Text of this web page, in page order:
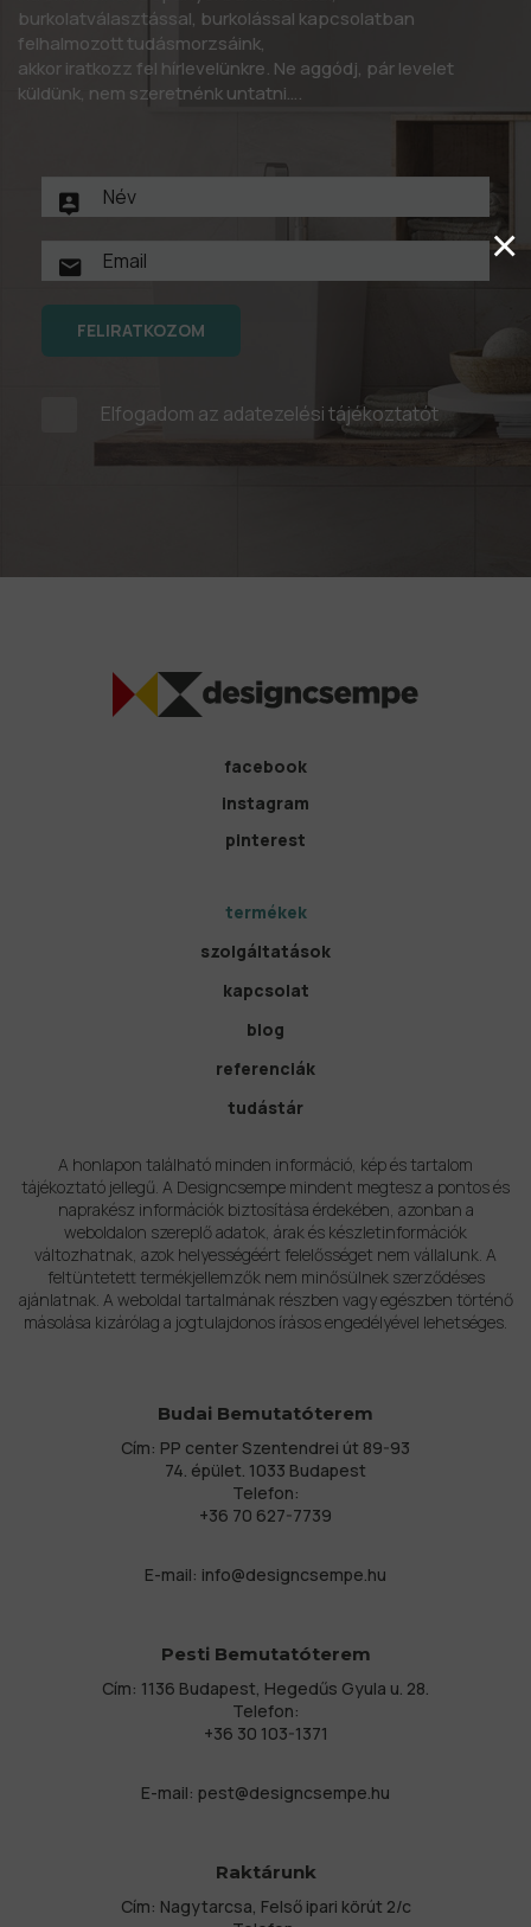
burkolatválasztással, burkolással kapcsolatban
felhalmozott tudásmorzsáink,
akkor iratkozz fel hírlevelünkre. Ne aggódj, pár levelet
küldünk, nem szeretnénk untatni….
FELIRATKOZOM
Elfogadom az adatezelési tájékoztatót
facebook
instagram
pinterest
termékek
szolgáltatások
kapcsolat
blog
referenciák
tudástár
A honlapon található minden információ, kép és tartalom
tájékoztató jellegű. A Designcsempe mindent megtesz a pontos és
naprakész információk biztosítása érdekében, azonban a
weboldalon szereplő adatok, árak és készletinformációk
változhatnak, azok helyességéért felelősséget nem vállalunk. A
feltüntetett termékjellemzők nem minősülnek szerződéses
ajánlatnak. A weboldal tartalmának részben vagy egészben történő
másolása kizárólag a jogtulajdonos írásos engedélyével lehetséges.
Budai Bemutatóterem
Cím: PP center Szentendrei út 89-93
74. épület. 1033 Budapest
Telefon:
+36 70 627-7739
E-mail: info@designcsempe.hu
Pesti Bemutatóterem
Cím: 1136 Budapest, Hegedűs Gyula u. 28.
Telefon:
+36 30 103-1371
E-mail: pest@designcsempe.hu
Raktárunk
Cím: Nagytarcsa, Felső ipari körút 2/c
×